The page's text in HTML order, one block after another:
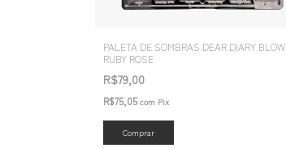
PALETA DE SOMBRAS DEAR DIARY BLOW
RUBY ROSE
R$79,00
R$75,05com Pix